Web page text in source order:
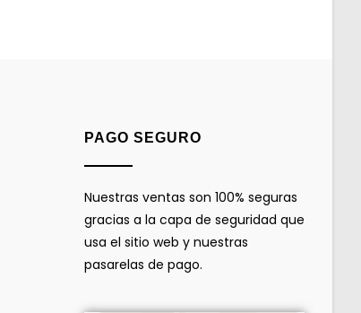
PAGO SEGURO
Nuestras ventas son 100% seguras
gracias a la capa de seguridad que
usa el sitio web y nuestras
pasarelas de pago.